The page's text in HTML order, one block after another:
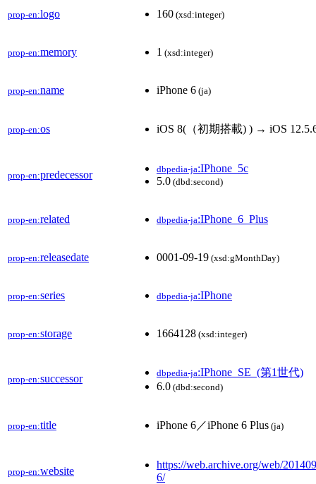
prop-en:logo 160 (xsd:integer)
prop-en:memory 1 (xsd:integer)
prop-en:name iPhone 6 (ja)
prop-en:os iOS 8(（初期搭載) ) → iOS
prop-en:predecessor dbpedia-ja:IPhone_5c
5.0 (dbd:second)
prop-en:related dbpedia-ja:IPhone_6_Plus
prop-en:releasedate 0001-09-19 (xsd:gMonthDay)
prop-en:series dbpedia-ja:IPhone
prop-en:storage 1664128 (xsd:integer)
prop-en:successor dbpedia-ja:IPhone_SE_(第1世代)
6.0 (dbd:second)
prop-en:title iPhone 6／iPhone 6 Plus (ja)
prop-en:website
https://web.archive.org/web/
6/